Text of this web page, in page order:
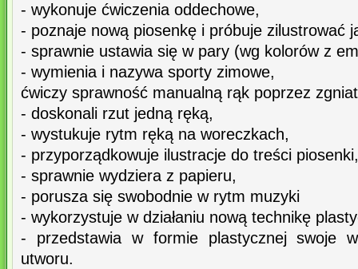
- wykonuje ćwiczenia oddechowe,
- poznaje nową piosenkę i próbuje zilustrować
- sprawnie ustawia się w pary (wg kolorów z
- wymienia i nazywa sporty zimowe,
ćwiczy sprawność manualną rąk poprzez
- doskonali rzut jedną ręką,
- wystukuje rytm ręką na woreczkach,
- przyporządkowuje ilustracje do treści piosenki,
- sprawnie wydziera z papieru,
- porusza się swobodnie w rytm muzyki
- wykorzystuje w działaniu nową technikę
- przedstawia w formie plastycznej swoje
utworu.